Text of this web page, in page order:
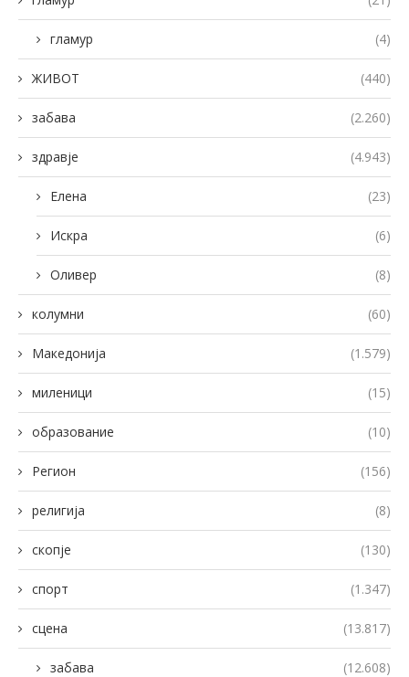
гламур (4)
ЖИВОТ (440)
забава (2.260)
здравје (4.943)
Елена (23)
Искра (6)
Оливер (8)
колумни (60)
Македонија (1.579)
миленици (15)
образование (10)
Регион (156)
религија (8)
скопје (130)
спорт (1.347)
сцена (13.817)
забава (12.608)